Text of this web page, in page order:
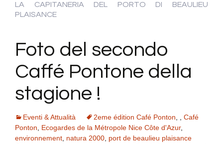
LA CAPITANERIA DEL PORTO DI BEAULIEU
PLAISANCE
Foto del secondo
Caffé Pontone della
stagione !
Eventi & Attualità 2eme édition Café Ponton, , Café
Ponton, Ecogardes de la Métropole Nice Côte d'Azur,
environnement, natura 2000, port de beaulieu plaisance